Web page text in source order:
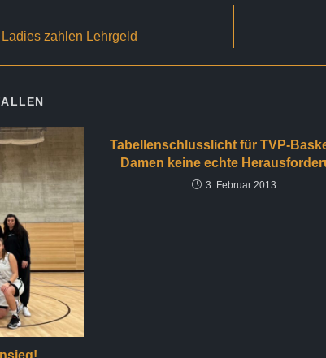
zahlen Lehrgeld
Tabellenschlusslicht für TVP-
Damen keine echte
3. Februar 2013